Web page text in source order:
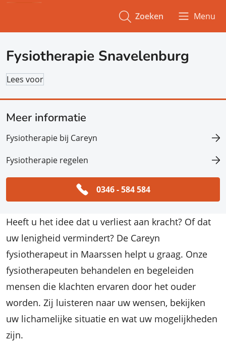
Zoeken Menu
Fysiotherapie Snavelenburg
Lees voor
Heeft u het idee dat u verliest aan kracht? Of dat
uw lenigheid vermindert? De Careyn
fysiotherapeut in Maarssen helpt u graag. Onze
fysiotherapeuten behandelen en begeleiden
mensen die klachten ervaren door het ouder
worden. Zij luisteren naar uw wensen, bekijken
uw lichamelijke situatie en wat uw mogelijkheden
zijn.
Meer informatie
Fysiotherapie bij Careyn
Fysiotherapie regelen
0346 - 584 584